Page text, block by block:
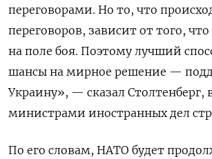
переговорами. Но то, что
переговоров, зависит от того,
на поле боя. Поэтому лучший
шансы на мирное решение —
Украину», — сказал Столтенберг,
министрами иностранных дел
По его словам, НАТО будет